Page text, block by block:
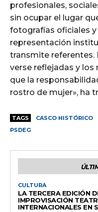
profesionales,
sin ocupar el lugar
fotografías oficiales
representación
transmite referentes.
verse reflejadas y los
que la
rostro de mujer», ha
TAGS CASCO HISTÓRICO
PSDEG
CULTURA
LA TERCERA EDICIÓN
IMPROVISACIÓN
INTERNACIONALES EN